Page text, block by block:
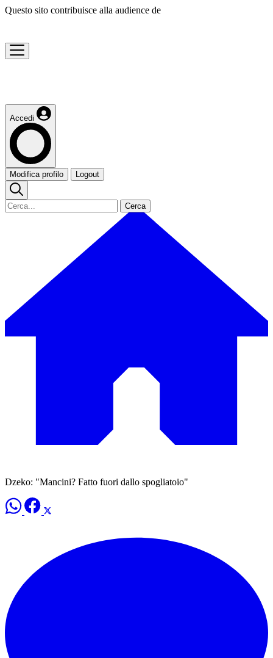
Questo sito contribuisce alla audience de
Accedi
Modifica profilo Logout
Cerca
Dzeko: "Mancini? Fatto fuori dallo spogliatoio"